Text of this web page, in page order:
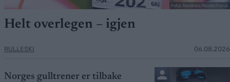
Foto: Nordnes/NordicFocus
Helt overlegen – igjen
RULLESKI 06.08.2026
Norges gulltrener er tilbake